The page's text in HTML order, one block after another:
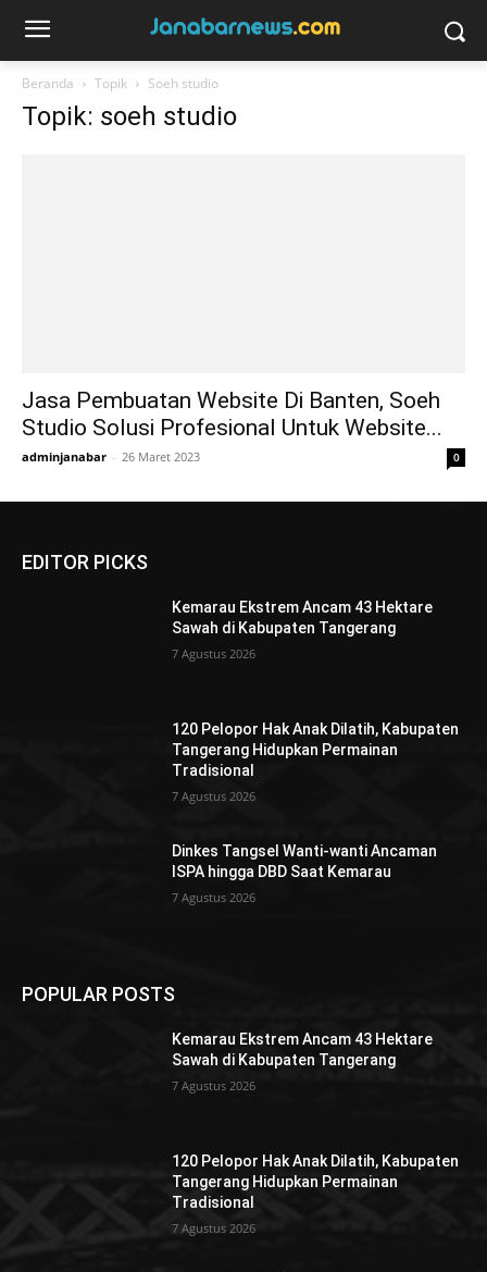
Beranda Topik Soeh studio
Topik: soeh studio
Jasa Pembuatan Website Di Banten, Soeh
Studio Solusi Profesional Untuk Website...
adminjanabar - 26 Maret 2023 0
EDITOR PICKS
Kemarau Ekstrem Ancam 43 Hektare
Sawah di Kabupaten Tangerang
7 Agustus 2026
120 Pelopor Hak Anak Dilatih, Kabupaten
Tangerang Hidupkan Permainan
Tradisional
7 Agustus 2026
Dinkes Tangsel Wanti-wanti Ancaman
ISPA hingga DBD Saat Kemarau
7 Agustus 2026
POPULAR POSTS
Kemarau Ekstrem Ancam 43 Hektare
Sawah di Kabupaten Tangerang
7 Agustus 2026
120 Pelopor Hak Anak Dilatih, Kabupaten
Tangerang Hidupkan Permainan
Tradisional
7 Agustus 2026